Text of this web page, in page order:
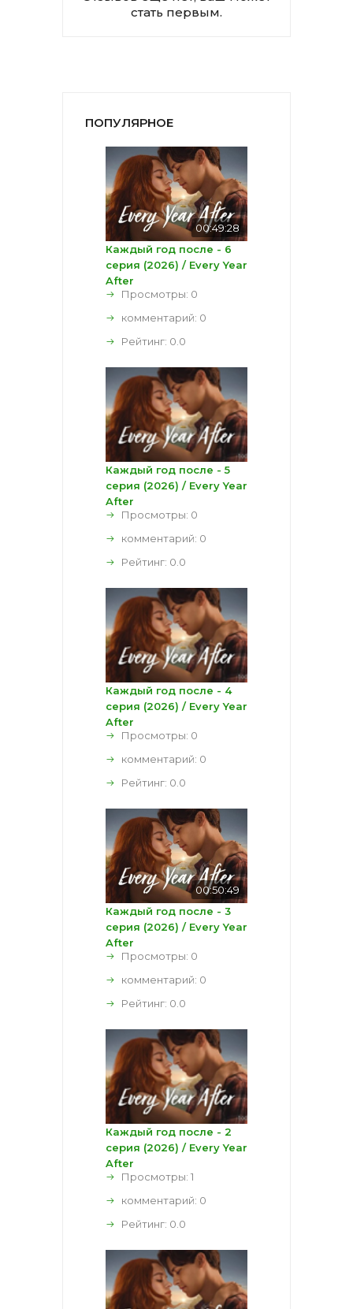
стать первым.
ПОПУЛЯРНОЕ
00:49:28
Каждый год после - 6
серия (2026) / Every Year
After
Просмотры: 0
комментарий: 0
Рейтинг: 0.0
Каждый год после - 5
серия (2026) / Every Year
After
Просмотры: 0
комментарий: 0
Рейтинг: 0.0
Каждый год после - 4
серия (2026) / Every Year
After
Просмотры: 0
комментарий: 0
Рейтинг: 0.0
00:50:49
Каждый год после - 3
серия (2026) / Every Year
After
Просмотры: 0
комментарий: 0
Рейтинг: 0.0
Каждый год после - 2
серия (2026) / Every Year
After
Просмотры: 1
комментарий: 0
Рейтинг: 0.0